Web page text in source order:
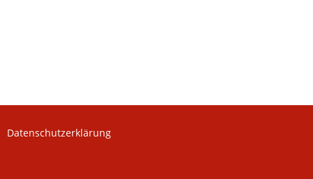
Datenschutzerklärung